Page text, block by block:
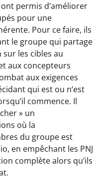
permis d’améliorer
pour une
Pour ce faire, ils
le groupe qui partage
les cibles au
aux concepteurs
aux exigences
qui est ou n’est
commence. Il
» un
où la
du groupe est
en empêchant les PNJ
complète alors qu’ils